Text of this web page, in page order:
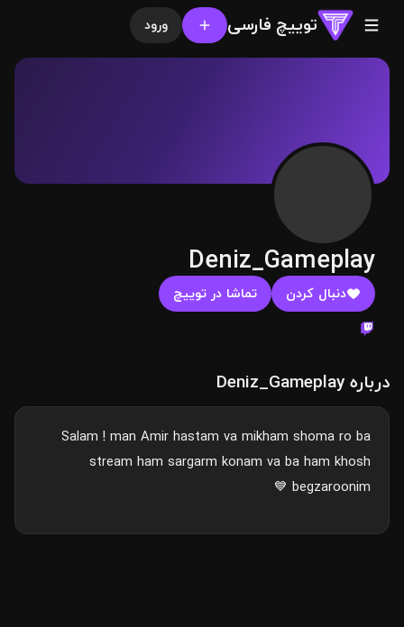
توییچ فارسی ورود
Deniz_Gameplay
دنبال کردن تماشا در توییچ
درباره Deniz_Gameplay
Salam ! man Amir hastam va mikham shoma ro ba
stream ham sargarm konam va ba ham khosh
begzaroonim 💙